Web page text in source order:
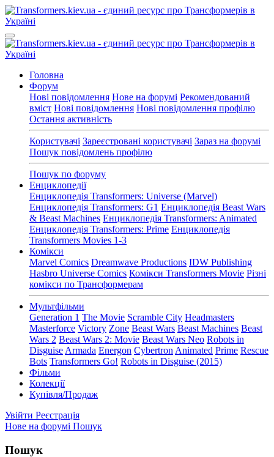
Головна
Форум
Нові повідомлення Нове на форумі Рекомендований
вміст Нові повідомлення Нові повідомлення профілю
Остання активність
Користувачі Зареєстровані користувачі Зараз на форумі
Пошук повідомлень профілю
Пошук по форуму
Енциклопедії
Енциклопедія Transformers: Universe (Marvel)
Енциклопедія Transformers: G1 Енциклопедія Beast Wars
& Beast Machines Енциклопедія Transformers: Animated
Енциклопедія Transformers: Prime Енциклопедія
Transformers Movies 1-3
Комікси
Marvel Comics Dreamwave Productions IDW Publishing
Hasbro Universe Comics Комікси Transformers Movie Різні
комікси по Трансформерам
Мультфільми
Generation 1 The Movie Scramble City Headmasters
Masterforce Victory Zone Beast Wars Beast Machines Beast
Wars 2 Beast Wars 2: Movie Beast Wars Neo Robots in
Disguise Armada Energon Cybertron Animated Prime Rescue
Bots Transformers Go! Robots in Disguise (2015)
Фільми
Колекції
Купівля/Продаж
Увійти Реєстрація
Нове на форумі Пошук
Пошук